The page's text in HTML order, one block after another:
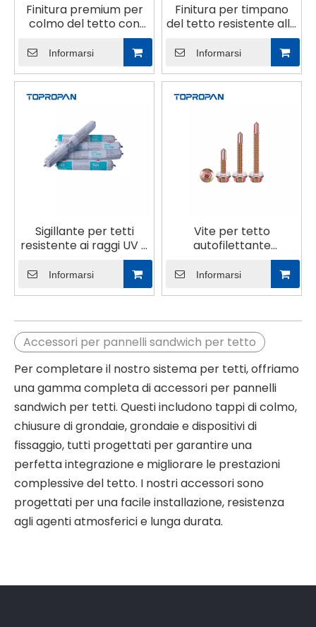
Finitura premium per
colmo del tetto con
taglio di precisione
Informarsi
Finitura per timpano
del tetto resistente alle
personalizzata
Informarsi
Sigillante per tetti
resistente ai raggi UV a
Informarsi
Vite per tetto
autofilettante
resistente alla
corrosione all'ingrosso
Informarsi
Accessori per pannelli sandwich per tetto
Per completare il nostro sistema per tetti, offriamo
una gamma completa di accessori per pannelli
sandwich per tetti. Questi includono tappi di colmo,
chiusure di grondaie, grondaie e dispositivi di
fissaggio, tutti progettati per garantire una
perfetta integrazione e migliorare le prestazioni
complessive del tetto. I nostri accessori sono
progettati per una facile installazione, resistenza
agli agenti atmosferici e lunga durata.